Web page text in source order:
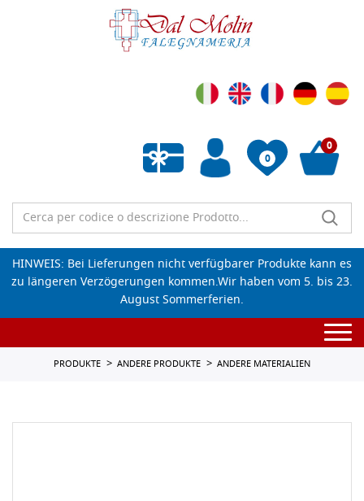
0
Wunschliste leeren
0
HINWEIS: Bei Lieferungen nicht verfügbarer Produkte kann es
zu längeren Verzögerungen kommen.Wir haben vom 5. bis 23.
August Sommerferien.
PRODUKTE ANDERE PRODUKTE ANDERE MATERIALIEN